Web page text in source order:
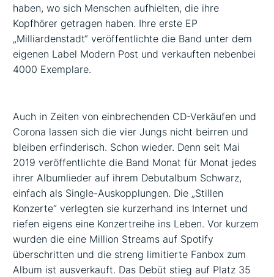
haben, wo sich Menschen aufhielten, die ihre
Kopfhörer getragen haben. Ihre erste EP
„Milliardenstadt“ veröffentlichte die Band unter dem
eigenen Label Modern Post und verkauften nebenbei
4000 Exemplare.
Auch in Zeiten von einbrechenden CD-Verkäufen und
Corona lassen sich die vier Jungs nicht beirren und
bleiben erfinderisch. Schon wieder. Denn seit Mai
2019 veröffentlichte die Band Monat für Monat jedes
ihrer Albumlieder auf ihrem Debutalbum Schwarz,
einfach als Single-Auskopplungen. Die „Stillen
Konzerte“ verlegten sie kurzerhand ins Internet und
riefen eigens eine Konzertreihe ins Leben. Vor kurzem
wurden die eine Million Streams auf Spotify
überschritten und die streng limitierte Fanbox zum
Album ist ausverkauft. Das Debüt stieg auf Platz 35